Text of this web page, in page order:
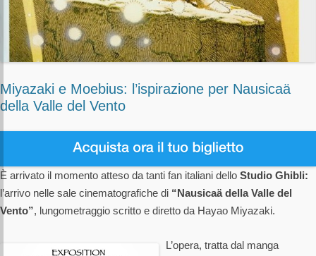
Miyazaki e Moebius: l’ispirazione per Nausicaä
della Valle del Vento
È arrivato il momento atteso da tanti fan italiani dello Studio Ghibli:
l’arrivo nelle sale cinematografiche di “Nausicaä della Valle del
Vento”, lungometraggio scritto e diretto da Hayao Miyazaki.
L’opera, tratta dal manga